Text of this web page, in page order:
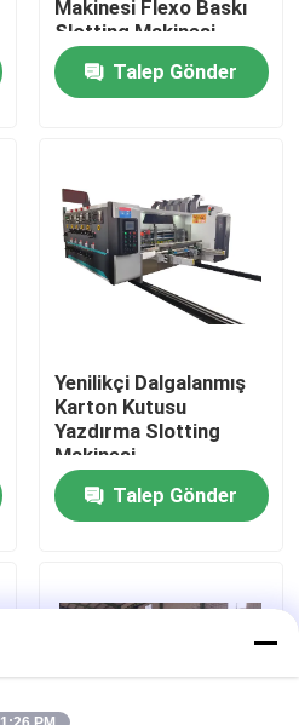
Makinesi Flexo Baskı
Slotting Makinesi
Talep Gönder
Yenilikçi Dalgalanmış
Karton Kutusu
Yazdırma Slotting
Makinesi
Talep Gönder